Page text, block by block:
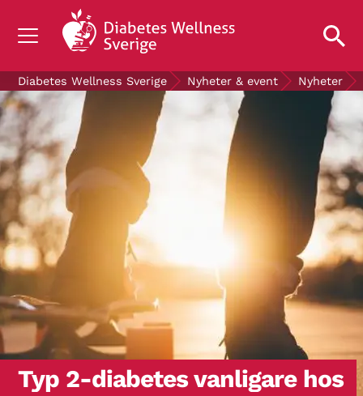
OM DIABETES
STÖD OSS
FORSKNING
NYHETER & EVENT
OM OSS
GRATIS DIABETESPRODUKTER
Blodsockerkollen
Diabetes Wellness Sverige Nyheter & event Nyheter
Typ 2-diabetes vanligare hos